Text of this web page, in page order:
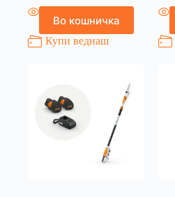
Во кошничка
Купи веднаш